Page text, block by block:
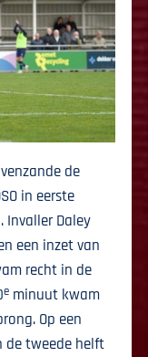
de
in eerste
Daley
een inzet van
recht in de
e minuut kwam
Op een
de tweede helft